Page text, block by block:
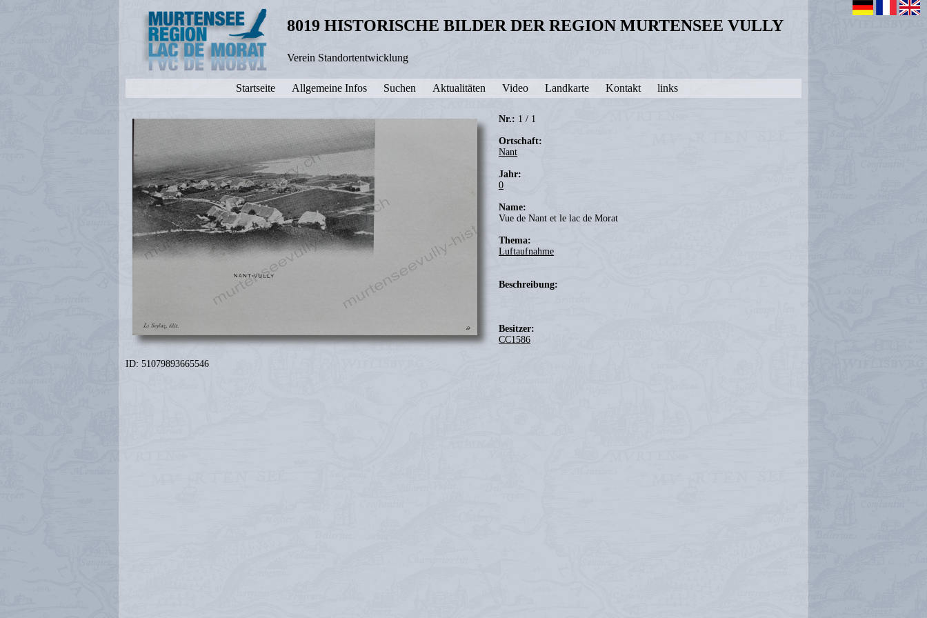
8019 HISTORISCHE BILDER DER REGION MURTENSEE VULLY
Verein Standortentwicklung
Startseite Allgemeine Infos Suchen Aktualitäten Video Landkarte Kontakt links
Nr.: 1 / 1
Ortschaft:
Nant
Jahr:
0
Name:
Vue de Nant et le lac de Morat
Thema:
Luftaufnahme
Beschreibung:
Besitzer:
CC1586
ID: 51079893665546